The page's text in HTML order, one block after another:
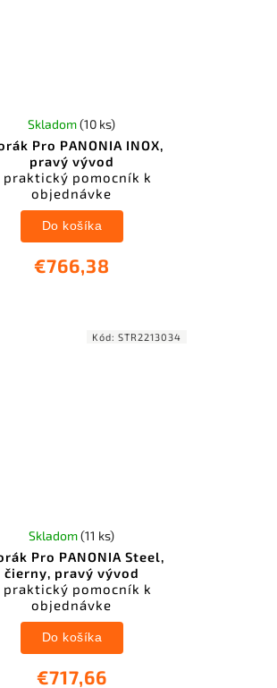
Pro PANONIA INOX,
pravý vývod
praktický pomocník k
objednávke
Skladom(10 ks)
€766,38
Do košíka
Pro PANONIA Steel,
čierny, pravý vývod
praktický pomocník k
objednávke
Skladom(11 ks)
€717,66
Do košíka
Kód:STR2213034